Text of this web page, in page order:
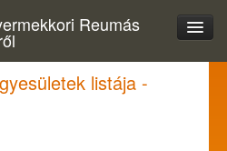
Reumás
listája -